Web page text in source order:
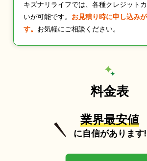
キズナリライフでは、各種クレジット
いが可能です。 お見積り時に申し込み
す。 お気軽にご相談ください。
料金表
業界最安値
に自信があります!